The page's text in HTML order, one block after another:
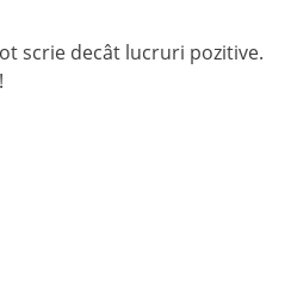
scrie decât lucruri pozitive.